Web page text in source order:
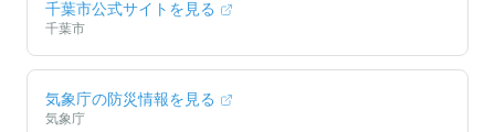
千葉市公式サイトを見る
千葉市
気象庁の防災情報を見る
気象庁